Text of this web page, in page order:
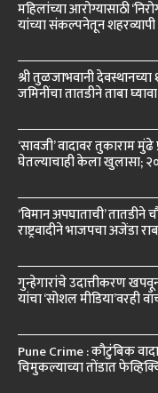
महिलांच्या आरोग्यासाठी
यांच्या संकल्पनेतून
श्री तुळजाभवानी
जमिनींचा तातडीने ताबा
‘सावजी’ वादावर तुकाराम
घेतल्याचाही केला खुलासा;
‘विमान अपघाताची’
राष्ट्रवादीने भाजपचा अजेंडा
गुन्हेगारांचे उदात्तीकरण
यांचा ‘सोशल मीडिया’वरही
Pune Crime : कौटुंबिक
चिमुकल्याच्या तोंडात